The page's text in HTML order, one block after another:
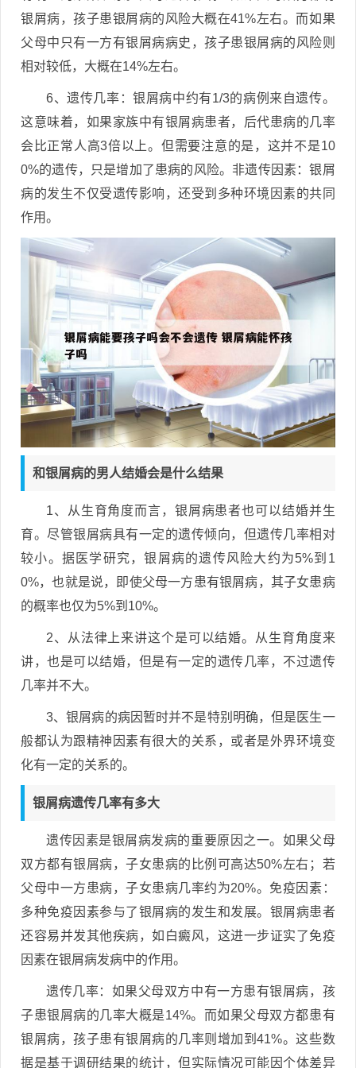
银屑病，孩子患银屑病的风险大概在41%左右。而如果
父母中只有一方有银屑病病史，孩子患银屑病的风险则
相对较低，大概在14%左右。
6、遗传几率：银屑病中约有1/3的病例来自遗传。
这意味着，如果家族中有银屑病患者，后代患病的几率
会比正常人高3倍以上。但需要注意的是，这并不是10
0%的遗传，只是增加了患病的风险。非遗传因素：银屑
病的发生不仅受遗传影响，还受到多种环境因素的共同
作用。
和银屑病的男人结婚会是什么结果
1、从生育角度而言，银屑病患者也可以结婚并生
育。尽管银屑病具有一定的遗传倾向，但遗传几率相对
较小。据医学研究，银屑病的遗传风险大约为5%到1
0%，也就是说，即使父母一方患有银屑病，其子女患病
的概率也仅为5%到10%。
2、从法律上来讲这个是可以结婚。从生育角度来
讲，也是可以结婚，但是有一定的遗传几率，不过遗传
几率并不大。
3、银屑病的病因暂时并不是特别明确，但是医生一
般都认为跟精神因素有很大的关系，或者是外界环境变
化有一定的关系的。
银屑病遗传几率有多大
遗传因素是银屑病发病的重要原因之一。如果父母
双方都有银屑病，子女患病的比例可高达50%左右；若
父母中一方患病，子女患病几率约为20%。免疫因素：
多种免疫因素参与了银屑病的发生和发展。银屑病患者
还容易并发其他疾病，如白癜风，这进一步证实了免疫
因素在银屑病发病中的作用。
遗传几率：如果父母双方中有一方患有银屑病，孩
子患银屑病的几率大概是14%。而如果父母双方都患有
银屑病，孩子患有银屑病的几率则增加到41%。这些数
据是基于调研结果的统计，但实际情况可能因个体差异